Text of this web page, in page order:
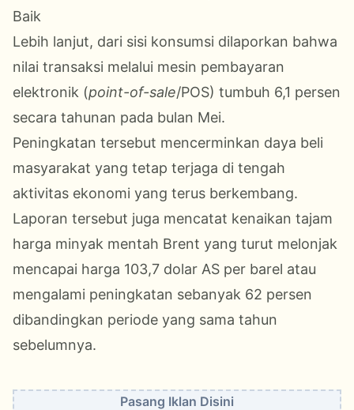
Baik
Lebih lanjut, dari sisi konsumsi dilaporkan bahwa
nilai transaksi melalui mesin pembayaran
elektronik (point-of-sale/POS) tumbuh 6,1 persen
secara tahunan pada bulan Mei.
Peningkatan tersebut mencerminkan daya beli
masyarakat yang tetap terjaga di tengah
aktivitas ekonomi yang terus berkembang.
Laporan tersebut juga mencatat kenaikan tajam
harga minyak mentah Brent yang turut melonjak
mencapai harga 103,7 dolar AS per barel atau
mengalami peningkatan sebanyak 62 persen
dibandingkan periode yang sama tahun
sebelumnya.
Pasang Iklan Disini